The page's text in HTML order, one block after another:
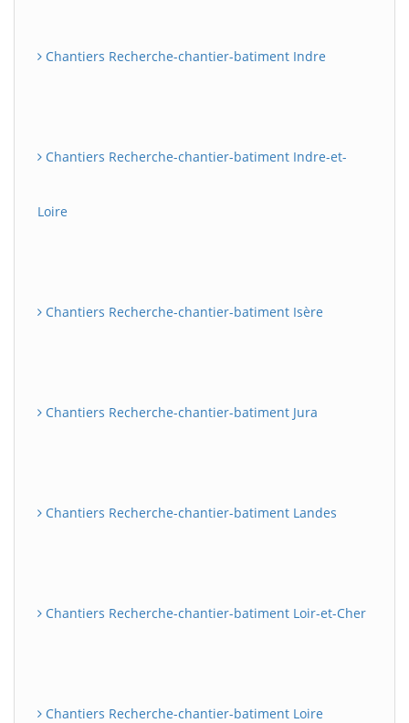
Chantiers Recherche-chantier-batiment Indre
Chantiers Recherche-chantier-batiment Indre-et-
Loire
Chantiers Recherche-chantier-batiment Isère
Chantiers Recherche-chantier-batiment Jura
Chantiers Recherche-chantier-batiment Landes
Chantiers Recherche-chantier-batiment Loir-et-Cher
Chantiers Recherche-chantier-batiment Loire